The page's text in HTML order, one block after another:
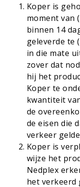
Koper is
moment van
binnen 14
geleverde te
in die mate
zover dat
hij het
Koper te
kwantiteit
de
de eisen die
verkeer
Koper is
wijze het
Nedplex
het verkeerd